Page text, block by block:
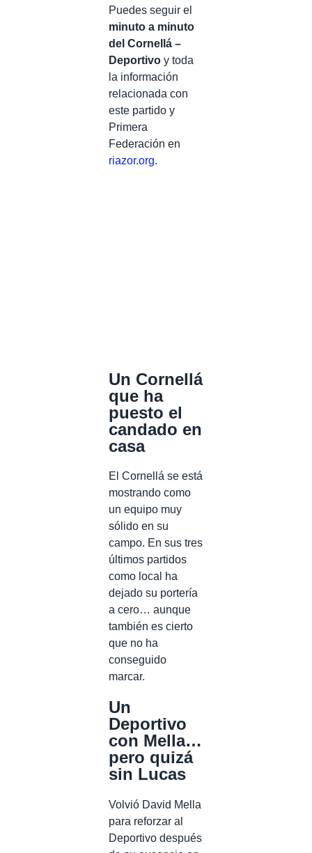
Puedes seguir el
minuto a minuto
del Cornellá –
Deportivo y toda
la información
relacionada con
este partido y
Primera
Federación en
riazor.org.
Un Cornellá
que ha
puesto el
candado en
casa
El Cornellá se está
mostrando como
un equipo muy
sólido en su
campo. En sus tres
últimos partidos
como local ha
dejado su portería
a cero… aunque
también es cierto
que no ha
conseguido
marcar.
Un
Deportivo
con Mella…
pero quizá
sin Lucas
Volvió David Mella
para reforzar al
Deportivo después